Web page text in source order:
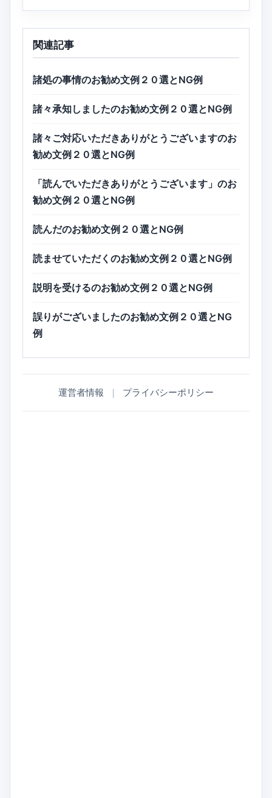
関連記事
諸処の事情のお勧め文例２０選とNG例
諸々承知しましたのお勧め文例２０選とNG例
諸々ご対応いただきありがとうございますのお
勧め文例２０選とNG例
「読んでいただきありがとうございます」のお
勧め文例２０選とNG例
読んだのお勧め文例２０選とNG例
読ませていただくのお勧め文例２０選とNG例
説明を受けるのお勧め文例２０選とNG例
誤りがございましたのお勧め文例２０選とNG
例
運営者情報 ｜ プライバシーポリシー